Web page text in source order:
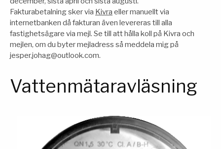
Fakturabetalning sker via Kivra eller manuellt via
internetbanken då fakturan även levereras till alla
fastighetsägare via mejl. Se till att hålla koll på Kivra och
mejlen, om du byter mejladress så meddela mig på
jesper.johag@outlook.com.
Vattenmätaravläsning